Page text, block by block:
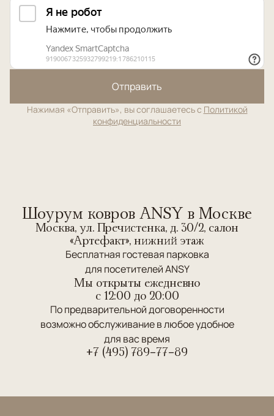
Отправить
Нажимая «Отправить», вы соглашаетесь с Политикой
конфиденциальности
Шоурум ковров ANSY в Москве
Москва, ул. Пречистенка, д. 30/2, салон
«Артефакт», нижний этаж
Бесплатная гостевая парковка
для посетителей ANSY
Мы открыты ежедневно
c 12:00 до 20:00
По предварительной договоренности
возможно обслуживание в любое удобное
для вас время
+7 (495) 789-77-89